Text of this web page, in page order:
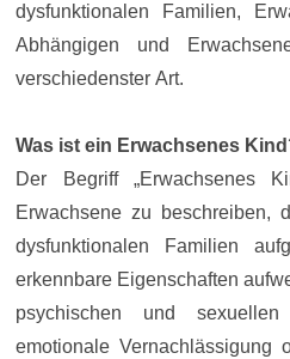
dysfunktionalen Familien,
Abhängigen und
verschiedenster Art.
Was ist ein Erwachsenes
Der Begriff „Erwachsenes
Erwachsene zu beschreiben,
dysfunktionalen Familien
erkennbare Eigenschaften
psychischen und
emotionale Vernachlässigung